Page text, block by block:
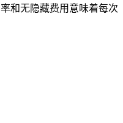
和无隐藏费用意味着每次